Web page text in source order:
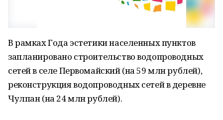
В рамках Года эстетики населенных пунктов
запланировано строительство водопроводных
сетей в селе Первомайский (на 59 млн рублей),
реконструкция водопроводных сетей в деревне
Чулпан (на 24 млн рублей).